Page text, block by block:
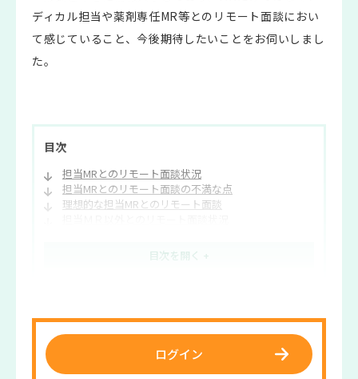
ディカル担当や薬剤専任MR等とのリモート面談におい
て感じていること、今後期待したいことをお伺いしまし
た。
目次
担当MRとのリモート面談状況
担当MRとのリモート面談の不満な点
理想的な担当MRとのリモート面談
ログイン